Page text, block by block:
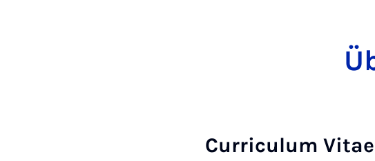
Curriculum Vitae